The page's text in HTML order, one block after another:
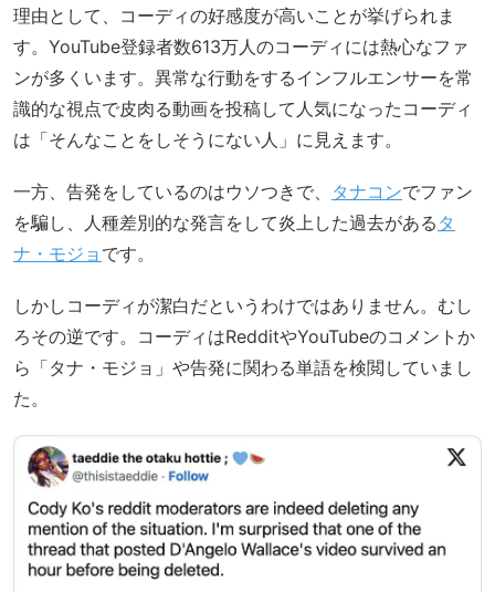
理由として、コーディの好感度が高いことが挙げられま
す。YouTube登録者数613万人のコーディには熱心なファ
ンが多くいます。異常な行動をするインフルエンサーを常
識的な視点で皮肉る動画を投稿して人気になったコーディ
は「そんなことをしそうにない人」に見えます。
一方、告発をしているのはウソつきで、 タナコンでファン
を騙し、人種差別的な発言をして炎上した過去がある タ
ナ・モジョ です。
しかしコーディが潔白だというわけではありません。むし
ろその逆です。コーディはRedditやYouTubeのコメントか
ら「タナ・モジョ」や告発に関わる単語を検閲していまし
た。